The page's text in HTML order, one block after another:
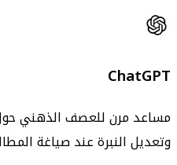
ChatGPT
مساعد مرن للعصف الذهني حول
وتعديل النبرة عند صياغة